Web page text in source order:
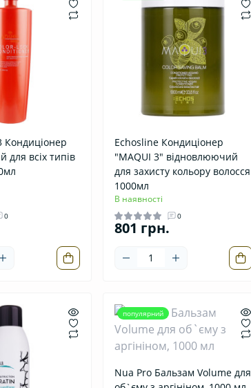
Кондиціонер
для всіх типів
0
Echosline Кондиціонер
"MAQUI 3" відновлюючий
для захисту кольору волосся
1000мл
В наявності
0
801 грн.
популярний
Nua Pro Бальзам Volume для